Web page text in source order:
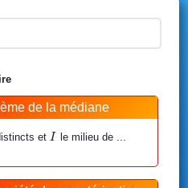
de la médiane
et II le milieu de